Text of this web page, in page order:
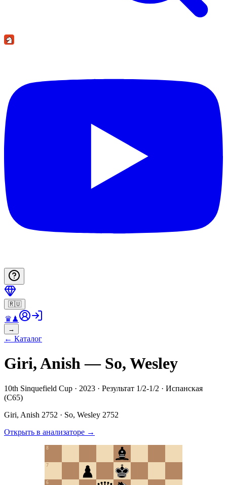
🇷🇺
♛♟
→
← Каталог
Giri, Anish — So, Wesley
10th Sinquefield Cup · 2023 · Результат 1/2-1/2 · Испанская
(C65)
Giri, Anish 2752 · So, Wesley 2752
Открыть в анализаторе →
6
7
8